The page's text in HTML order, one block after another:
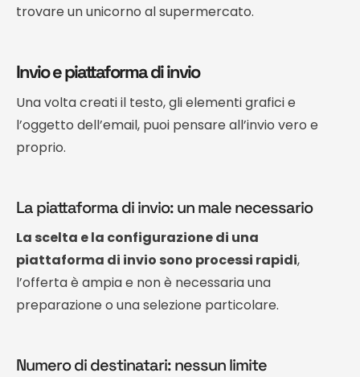
trovare un unicorno al supermercato.
Invio e piattaforma di invio
Una volta creati il testo, gli elementi grafici e
l’oggetto dell’email, puoi pensare all’invio vero e
proprio.
La piattaforma di invio: un male necessario
La scelta e la configurazione di una
piattaforma di invio sono processi rapidi,
l’offerta è ampia e non è necessaria una
preparazione o una selezione particolare.
Numero di destinatari: nessun limite